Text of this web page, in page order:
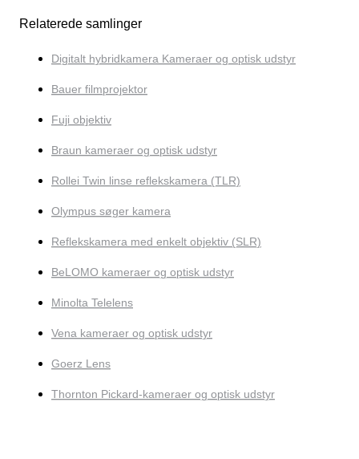
Relaterede samlinger
Digitalt hybridkamera Kameraer og optisk udstyr
Bauer filmprojektor
Fuji objektiv
Braun kameraer og optisk udstyr
Rollei Twin linse reflekskamera (TLR)
Olympus søger kamera
Reflekskamera med enkelt objektiv (SLR)
BeLOMO kameraer og optisk udstyr
Minolta Telelens
Vena kameraer og optisk udstyr
Goerz Lens
Thornton Pickard-kameraer og optisk udstyr